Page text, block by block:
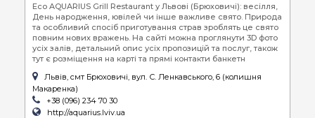
Eco AQUARIUS Grill Restaurant у Львові (Брюховичі): весілля,
День народження, ювілей чи інше важливе свято. Природа
та особливий спосіб приготування страв зроблять це свято
повним нових вражень. На сайті можна проглянути 3D фото
усіх залів, детальний опис усіх пропозицій та послуг, також
тут є розміщення на карті та прямі контакти банкетн
Львів, смт Брюховичі, вул. С. Ленкавського, 6 (колишня
Макаренка)
+38 (096) 234 70 30
http://aquarius.lviv.ua